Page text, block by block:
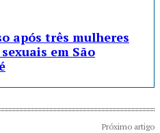
após três mulheres
em São
Próximo artigo